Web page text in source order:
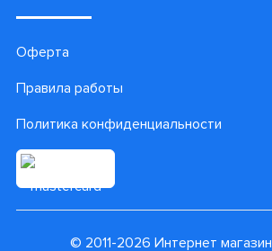
Оферта
Правила работы
Политика конфиденциальности
© 2011-2026 Интернет магазин